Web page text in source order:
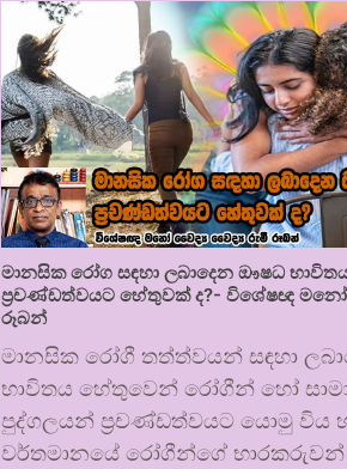
මානසික රෝග සඳහා ලබාදෙන ඖෂධ
ප්‍රචණ්ඩත්වයට හේතුවක් ද?- විශේෂඥ
රූබන්
මානසික රෝගී තත්ත්වයන් සඳහා
භාවිතය හේතුවෙන් රෝගීන් හෝ
පුද්ගලයන් ප්‍රචණ්ඩත්වයට යොමු විය
වර්තමානයේ රෝගීන්ගේ